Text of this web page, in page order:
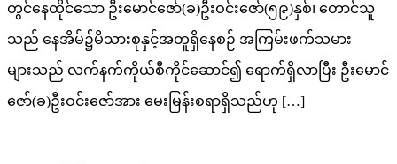
တွင်နေထိုင်သော ဦးမောင်ဇော်(ခ)ဦးဝင်းဇော်(၅၉)နှစ်၊ တောင်သူ
သည် နေအိမ်၌မိသားစုနှင့်အတူရှိနေစဉ် အကြမ်းဖက်သမား
များသည် လက်နက်ကိုယ်စီကိုင်ဆောင်၍ ရောက်ရှိလာပြီး ဦးမောင်
ဇော်(ခ)ဦးဝင်းဇော်အား မေးမြန်းစရာရှိသည်ဟု […]